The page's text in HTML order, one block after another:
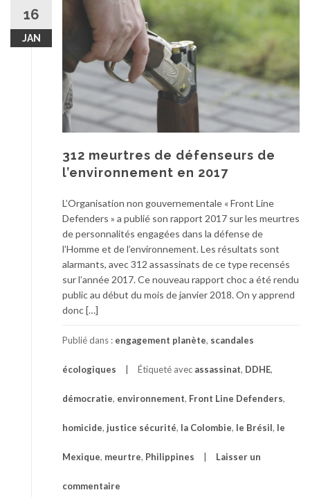
16
JAN
312 meurtres de défenseurs de
l’environnement en 2017
L’Organisation non gouvernementale « Front Line
Defenders » a publié son rapport 2017 sur les meurtres
de personnalités engagées dans la défense de
l’Homme et de l’environnement. Les résultats sont
alarmants, avec 312 assassinats de ce type recensés
sur l’année 2017. Ce nouveau rapport choc a été rendu
public au début du mois de janvier 2018. On y apprend
donc […]
Publié dans : engagement planète, scandales
écologiques Étiqueté avec assassinat, DDHE,
démocratie, environnement, Front Line Defenders,
homicide, justice sécurité, la Colombie, le Brésil, le
Mexique, meurtre, Philippines Laisser un
commentaire